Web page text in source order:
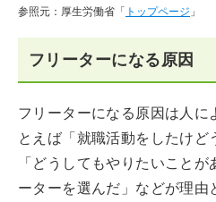
参照元：厚生労働省「 トップページ 」
フリーターになる原因
フリーターになる原因は人に
とえば「就職活動をしたけど
「どうしてもやりたいこと
ーターを選んだ」などが理由